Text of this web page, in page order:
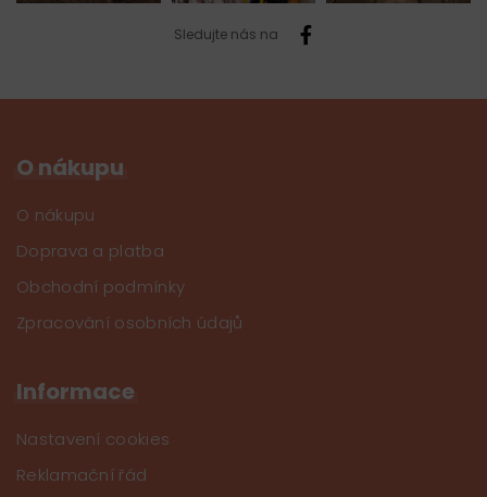
Sledujte nás na
O nákupu
O nákupu
Doprava a platba
Obchodní podmínky
Zpracování osobních údajů
Informace
Nastavení cookies
Reklamační řád